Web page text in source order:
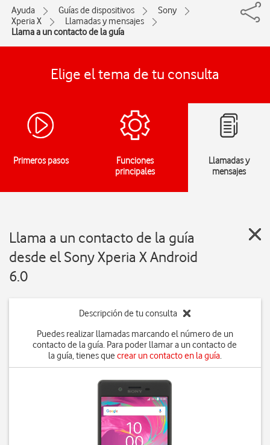
Ayuda Guías de dispositivos
Sony
Xperia X
Llamadas y mensajes
Llama a un contacto de la guía
Elige el tema de tu consulta
Primeros pasos
Funciones
principales
Llamadas y
mensajes
Llama a un contacto de la guía
desde el Sony Xperia X Android
6.0
Descripción de tu consulta
Puedes realizar llamadas marcando el número de un
contacto de la guía. Para poder llamar a un contacto de
la guía, tienes que crear un contacto en la guía.